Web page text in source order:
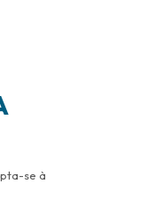
se à